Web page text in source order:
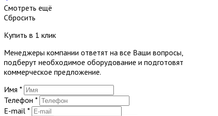
Смотреть ещё
Сбросить
Купить в 1 клик
Менеджеры компании ответят на все Ваши вопросы,
подберут необходимое оборудование и подготовят
коммерческое предложение.
Имя *
Телефон *
E-mail *